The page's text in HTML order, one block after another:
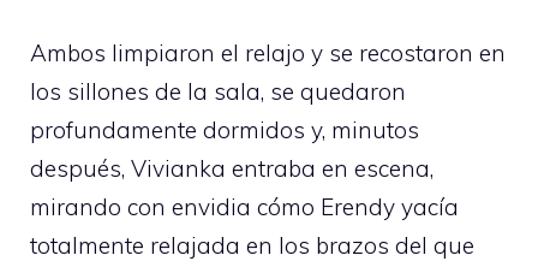
Ambos limpiaron el relajo y se recostaron en
los sillones de la sala, se quedaron
profundamente dormidos y, minutos
después, Vivianka entraba en escena,
mirando con envidia cómo Erendy yacía
totalmente relajada en los brazos del que